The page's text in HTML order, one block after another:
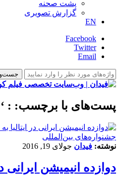
پشت صحنه
گزارش تصویری
EN
Facebook
Twitter
Email
پست‌های با برچسب: :
‌‌جشنواره‌های بین‌المللی
نوشته: فیدان جولای 19, 2016
دوازده انیمیشن ایرانی